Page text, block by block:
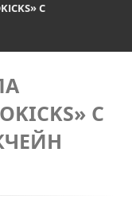
С
С